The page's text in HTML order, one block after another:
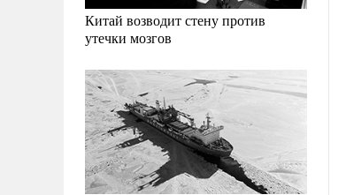
Китай возводит стену против
утечки мозгов